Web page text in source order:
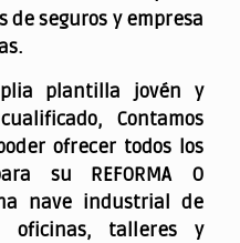
de seguros y empresa
plantilla jovén y
Contamos
ofrecer todos los
su REFORMA O
nave industrial de
oficinas, talleres y